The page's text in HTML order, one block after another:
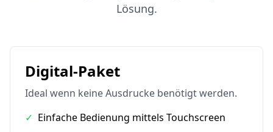
Lösung.
Digital-Paket
Ideal wenn keine Ausdrucke benötigt werden.
✓ Einfache Bedienung mittels Touchscreen